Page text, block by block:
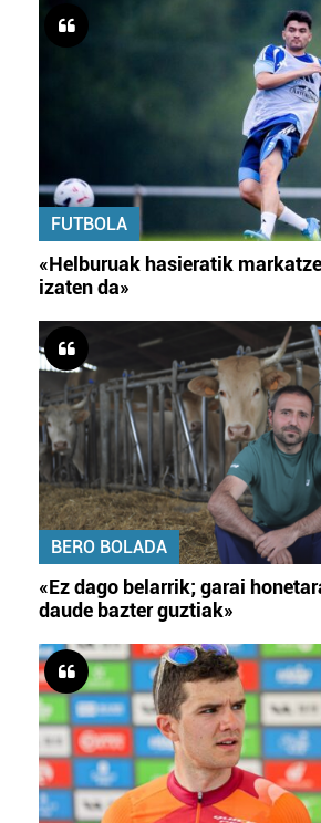
FUTBOLA
«Helburuak hasieratik
izaten da»
BERO BOLADA
«Ez dago belarrik; garai
daude bazter guztiak»